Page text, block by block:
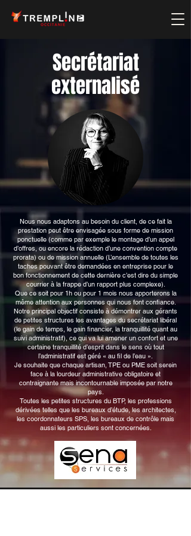
Secrétariat
externalisé
Nous nous adaptons au besoin du client, de ce fait la
prestation peut être envisagée sous forme de mission
ponctuelle (comme par exemple le montage d’un appel
d’offres, ou encore la rédaction d’une convention compte
prorata) ou de mission annuelle (L’ensemble de toutes les
taches pouvant être demandées en entreprise pour le
bon fonctionnement de cette dernière c’est dire du simple
courrier à la frappe d’un rapport plus complexe).
Que ce soit pour 1h ou pour 1 mois nous apporterons la
même attention aux personnes qui nous font confiance.
Notre principal objectif consiste à démontrer aux gérants
de petites structures les avantages du secrétariat libéral
(le gain de temps, le gain financier, la tranquillité quant au
suivi administratif), ce qui va lui amener un confort et une
certaine tranquillité d’esprit dans le sens où tout
l’administratif est géré « au fil de l’eau ».
Je souhaite que chaque artisan, TPE ou PME soit serein
face à la lourdeur administrative obligatoire et
contraignante mais incontournable imposée par notre
pays.
Toutes les petites structures du BTP, les professions
dérivées telles que les bureaux d’étude, les architectes,
les coordonnateurs SPS, les bureaux de contrôle mais
aussi les particuliers sont concernées.